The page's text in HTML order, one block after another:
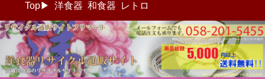
Top▶ 洋食器 和食器 レトロ